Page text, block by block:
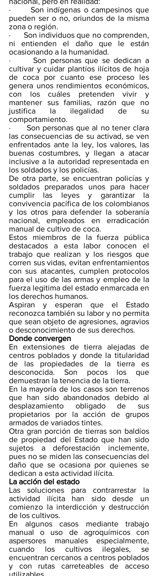
·      Son indígenas o campesinos que
pueden ser o no, oriundos de la misma
zona o región.
·      Son individuos que no comprenden,
ni entienden el daño que le están
ocasionando a la humanidad.
·      Son personas que se dedican a
cultivar y cuidar plantíos ilícitos de hoja
de coca por cuanto ese proceso les
genera unos rendimientos económicos,
con los cuáles pretenden vivir y
mantener sus familias, razón que no
justifica la ilegalidad de su
comportamiento.
·      Son personas que al no tener clara
las consecuencias de su activad, se ven
enfrentados ante la ley, los valores, las
buenas costumbres, y llegan a atacar
inclusive a la autoridad representada en
los soldados y los policías.
De otra parte, se encuentran policías y
soldados preparados unos para hacer
cumplir las leyes y garantizar la
convivencia pacífica de los colombianos
y los otros para defender la soberanía
nacional, empleados en erradicación
manual de cultivo de coca.
Estos miembros de la fuerza pública
destacados a esta labor conocen el
trabajo que realizan y los riesgos que
corren sus vidas, evitan enfrentamientos
con sus atacantes, cumplen protocolos
para el uso de las armas y empleo de la
fuerza legitima del estado enmarcada en
los derechos humanos.
Aspiran y esperan que el Estado
reconozca también su labor y no permita
que sean objeto de agresiones, agravios
o desconocimiento de sus derechos.
Donde convergen
En extensiones de tierra alejadas de
centros poblados y donde la titularidad
de las propiedades de la tierra es
desconocida. Son pocos los que
demuestran la tenencia de la tierra.
En la mayoría de los casos son terrenos
que han sido abandonados debido al
desplazamiento obligado de sus
propietarios por la acción de grupos
armados de variados tintes.
Otra gran porción de tierras son baldíos
de propiedad del Estado que han sido
sujetos a deforestación inclemente,
pues no se miden las consecuencias del
daño que se ocasiona por quienes se
dedican a esta actividad ilícita.
La acción del estado
Las soluciones para contrarrestar la
actividad ilícita han sido desde un
comienzo la interdicción y destrucción
de los cultivos.
En algunos casos mediante trabajo
manual o uso de agroquímicos con
aspersores manuales especialmente,
cuando los cultivos ilegales, se
encuentran cercanos a centros poblados
y con rutas carreteables de acceso
utilizables.